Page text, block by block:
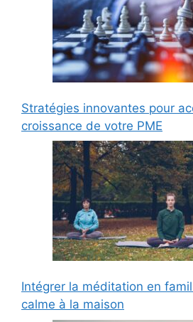
Stratégies innovantes pour
croissance de votre PME
Intégrer la méditation en
calme à la maison